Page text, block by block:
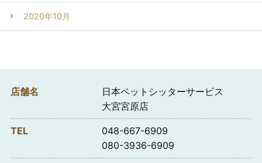
2020年10月
店舗名
日本ペットシッターサービス
大宮宮原店
TEL
048-667-6909
080-3936-6909